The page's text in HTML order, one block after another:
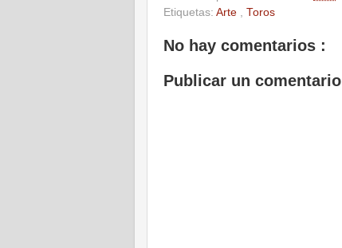
Etiquetas: Arte , Toros
No hay comentarios :
Publicar un comentario